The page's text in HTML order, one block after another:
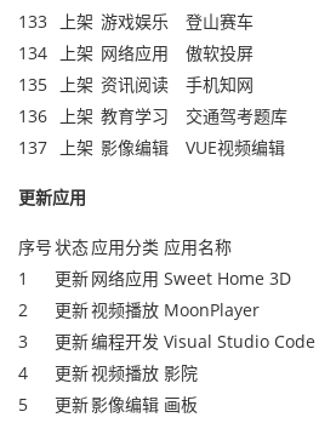
133
上架 游戏娱乐 登山赛车
134
上架 网络应用 傲软投屏
135
上架 资讯阅读 手机知网
136
上架 教育学习 交通驾考题库
137
上架 影像编辑 VUE视频编辑
更新应用
序号状态应用分类 应用名称
1
更新网络应用 Sweet Home 3D
2
更新视频播放 MoonPlayer
3
更新编程开发 Visual Studio Code
4
更新视频播放 影院
5
更新影像编辑 画板